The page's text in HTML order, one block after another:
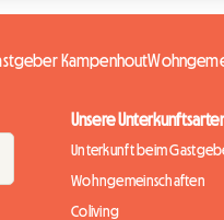
Kampenhout
Unsere
Unterkunft beim
Wohngemeinschaften
Coliving